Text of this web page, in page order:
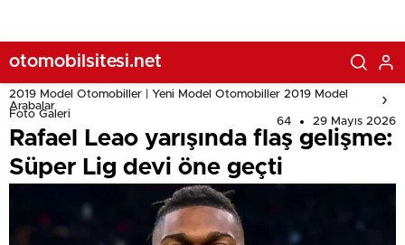
otomobilsitesi.net
2019 Model Otomobiller | Yeni Model Otomobiller 2019 Model
Arabalar
Foto Galeri
64 29 Mayıs 2026
Rafael Leao yarışında flaş gelişme:
Süper Lig devi öne geçti